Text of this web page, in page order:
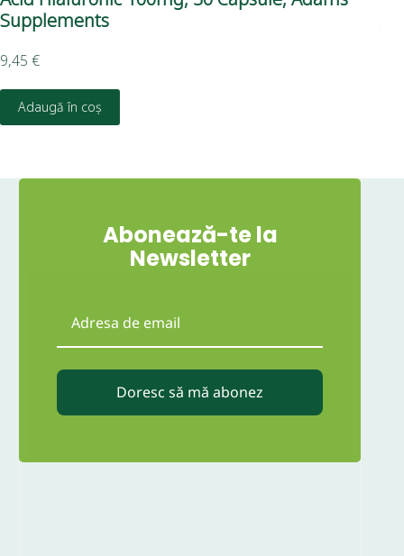
Supplements
9,45 €
Adaugă în coș
Abonează-te la
Newsletter
Doresc să mă abonez